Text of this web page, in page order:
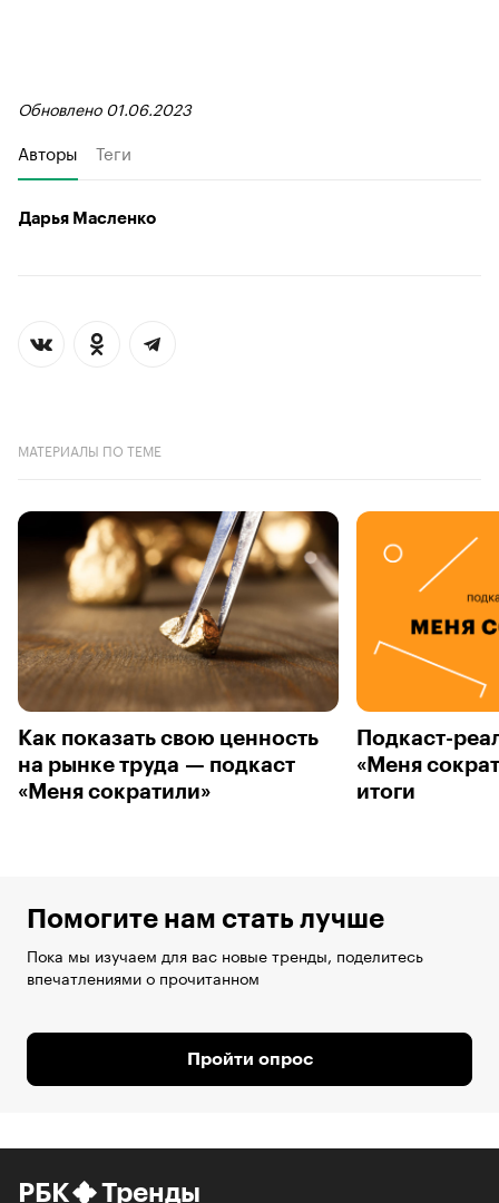
Обновлено 01.06.2023
Авторы Теги
Дарья Масленко
МАТЕРИАЛЫ ПО ТЕМЕ
Как показать свою ценность
на рынке труда — подкаст
«Меня сократили»
Подкаст-
«Меня
итоги
Помогите нам стать лучше
Пока мы изучаем для вас новые тренды, поделитесь
впечатлениями о прочитанном
Пройти опрос
РБК Тренды